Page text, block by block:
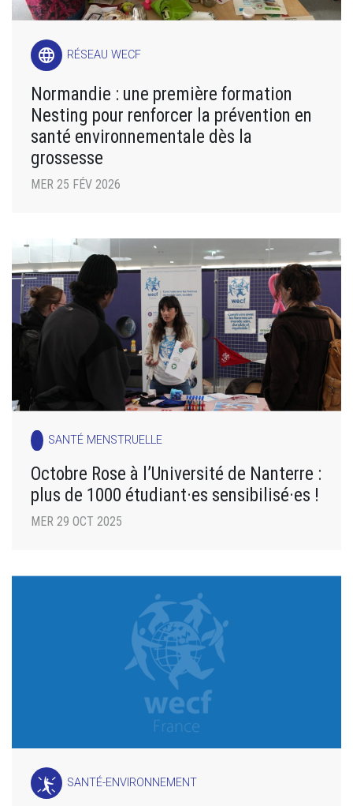
language RÉSEAU WECF
Normandie : une première formation
Nesting pour renforcer la prévention en
santé environnementale dès la
grossesse
MER 25 FÉV 2026
SANTÉ MENSTRUELLE
Octobre Rose à l’Université de Nanterre :
plus de 1000 étudiant·es sensibilisé·es !
MER 29 OCT 2025
SANTÉ-ENVIRONNEMENT